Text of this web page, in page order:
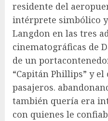
residente del
intérprete simbólico
Langdon en las tres
cinematográficas de
de un
“Capitán Phillips” y
pasajeros.
también quería era
con quienes le